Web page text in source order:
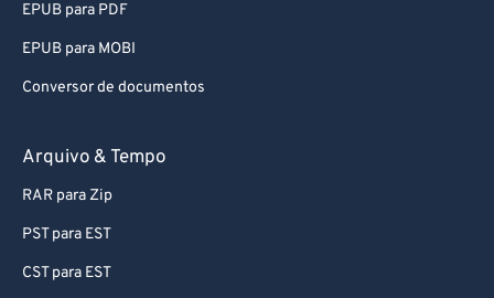
EPUB para PDF
EPUB para MOBI
Conversor de documentos
Arquivo & Tempo
RAR para Zip
PST para EST
CST para EST